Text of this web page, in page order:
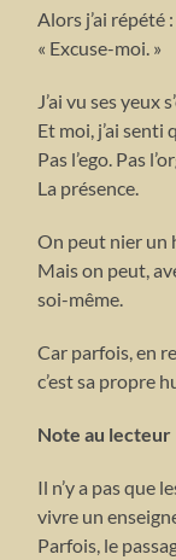
Alors j’ai répété :
« Excuse-moi. »
J’ai vu ses yeux
Et moi, j’ai senti
Pas l’ego. Pas
La présence.
On peut nier un
Mais on peut,
soi-même.
Car parfois, en
c’est sa propre
Note au lecteur
Il n’y a pas que
vivre un
Parfois, le